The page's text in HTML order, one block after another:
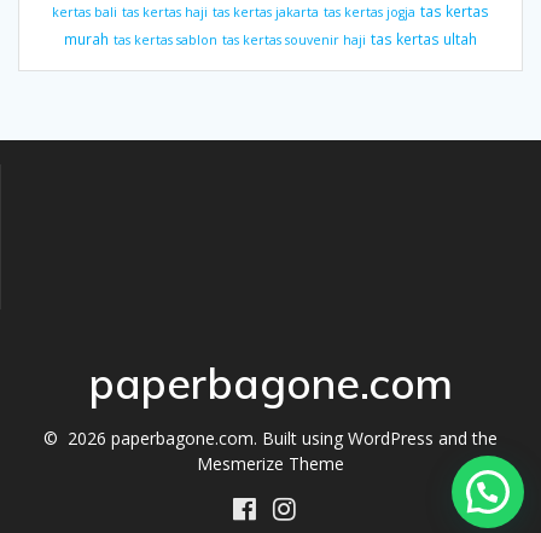
kertas bali tas kertas haji tas kertas jakarta tas kertas jogja tas kertas
murah tas kertas sablon tas kertas souvenir haji tas kertas ultah
paperbagone.com
© 2026 paperbagone.com. Built using WordPress and the
Mesmerize Theme